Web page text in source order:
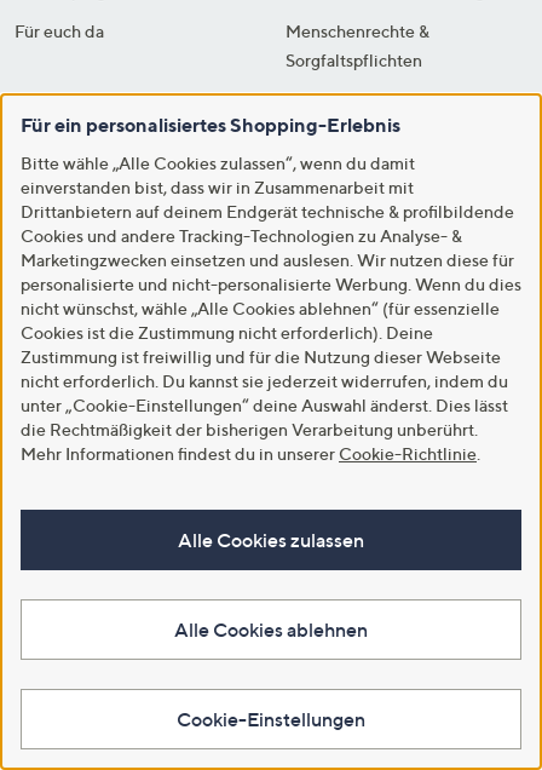
Für euch da
Menschenrechte &
Sorgfaltspflichten
Karriere
Moderator*innen
TV-Empfang
Studio Live Tour
Outlet
Überall mit QVC vernetzt
QVC Apps herunterladen
Für ein personalisiertes Shopping-Erlebnis
Bitte wähle „Alle Cookies zulassen“, wenn du damit
einverstanden bist, dass wir in Zusammenarbeit mit
Drittanbietern auf deinem Endgerät technische & profilbildende
Cookies und andere Tracking-Technologien zu Analyse- &
Marketingzwecken einsetzen und auslesen. Wir nutzen diese für
personalisierte und nicht-personalisierte Werbung. Wenn du dies
nicht wünschst, wähle „Alle Cookies ablehnen“ (für essenzielle
Cookies ist die Zustimmung nicht erforderlich). Deine
Zustimmung ist freiwillig und für die Nutzung dieser Webseite
nicht erforderlich. Du kannst sie jederzeit widerrufen, indem du
unter „Cookie-Einstellungen“ deine Auswahl änderst. Dies lässt
die Rechtmäßigkeit der bisherigen Verarbeitung unberührt.
Mehr Informationen findest du in unserer Cookie-Richtlinie
Alle Cookies zulassen
Alle Cookies ablehnen
Cookie-Einstellungen